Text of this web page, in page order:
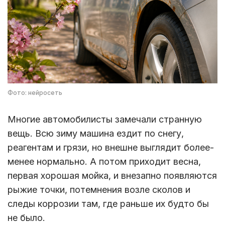
Фото: нейросеть
Многие автомобилисты замечали странную
вещь. Всю зиму машина ездит по снегу,
реагентам и грязи, но внешне выглядит более-
менее нормально. А потом приходит весна,
первая хорошая мойка, и внезапно появляются
рыжие точки, потемнения возле сколов и
следы коррозии там, где раньше их будто бы
не было.